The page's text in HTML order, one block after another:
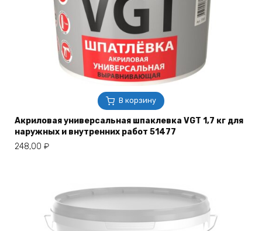
В корзину
Акриловая универсальная шпаклевка VGT 1,7 кг для
наружных и внутренних работ 51477
248,00 ₽